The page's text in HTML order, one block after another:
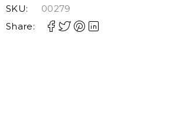
SKU:
00279
Share: